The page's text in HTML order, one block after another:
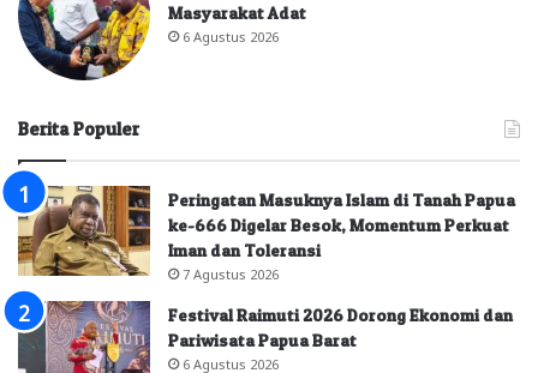
Masyarakat Adat
6 Agustus 2026
Berita Populer
Peringatan Masuknya Islam di Tanah Papua
ke-666 Digelar Besok, Momentum Perkuat
Iman dan Toleransi
7 Agustus 2026
Festival Raimuti 2026 Dorong Ekonomi dan
Pariwisata Papua Barat
6 Agustus 2026